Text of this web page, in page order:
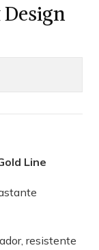
Design
Line
resistente